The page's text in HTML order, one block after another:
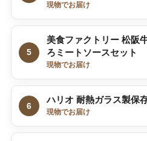
現物でお届け
5
美食ファクトリー 松阪
ろミートソースセット
現物でお届け
6
ハリオ 耐熱ガラス製保
現物でお届け